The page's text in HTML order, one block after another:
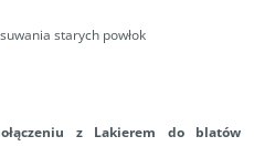
starych powłok
z Lakierem do blatów